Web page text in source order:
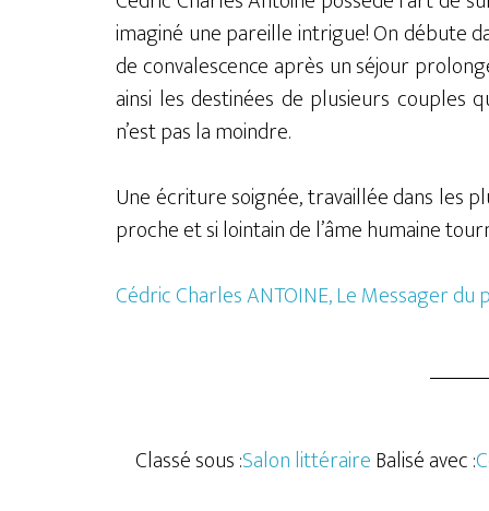
imaginé une pareille intrigue! On débute
de convalescence après un séjour
ainsi les destinées de plusieurs couples
n’est pas la moindre.
Une écriture soignée, travaillée dans les
proche et si lointain de l’âme humaine
Cédric Charles ANTOINE, Le Messager
Classé sous :Salon littéraireBalisé avec :